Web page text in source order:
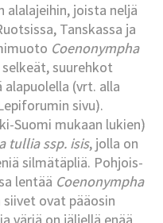
alalajeihin, joista neljä
Tanskassa ja
Coenonympha
suurehkot
(vrt. alla
sivu).
Suomi mukaan lukien)
tullia ssp. isis, jolla on
silmätäpliä. Pohjois-
lentää Coenonympha
siivet ovat pääosin